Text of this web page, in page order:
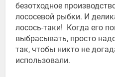
безотходное
лососевой рыбки. И
лосось-таки! Когда его
выбрасывать, просто
так, чтобы никто не
использовали.